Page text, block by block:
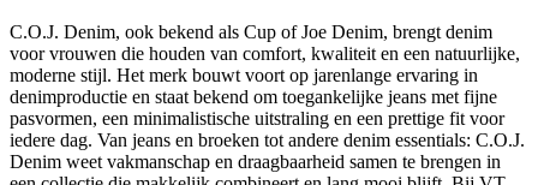
C.O.J. Denim, ook bekend als Cup of Joe Denim, brengt denim
voor vrouwen die houden van comfort, kwaliteit en een natuurlijke,
moderne stijl. Het merk bouwt voort op jarenlange ervaring in
denimproductie en staat bekend om toegankelijke jeans met fijne
pasvormen, een minimalistische uitstraling en een prettige fit voor
iedere dag. Van jeans en broeken tot andere denim essentials: C.O.J.
Denim weet vakmanschap en draagbaarheid samen te brengen in